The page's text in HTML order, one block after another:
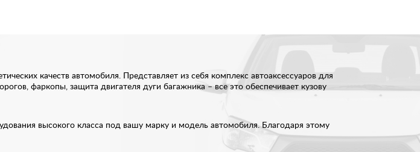
качеств автомобиля. Представляет из себя комплекс автоаксессуаров для
фаркопы, защита двигателя дуги багажника – все это обеспечивает кузову
высокого класса под вашу марку и модель автомобиля. Благодаря этому